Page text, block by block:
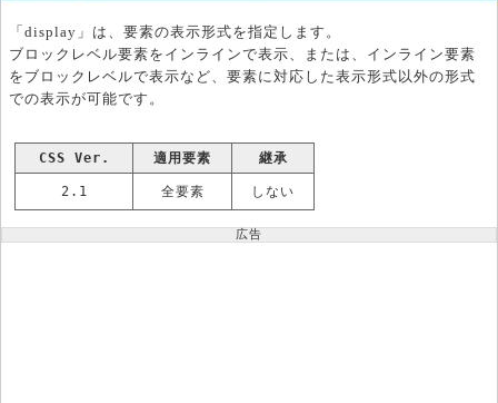
「display」は、要素の表示形式を指定します。
ブロックレベル要素をインラインで表示、または、インライン要素
をブロックレベルで表示など、要素に対応した表示形式以外の形式
での表示が可能です。
CSS Ver. 適用要素 継承
2.1 全要素 しない
広告